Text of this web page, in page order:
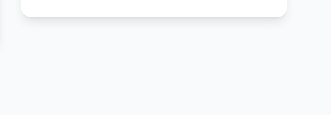
100 101 102 103